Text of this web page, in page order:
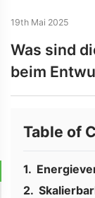
19th Mai 2025
Was sind
beim
Table of